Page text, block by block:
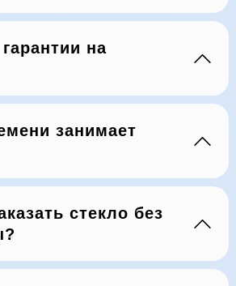
на
занимает
стекло без